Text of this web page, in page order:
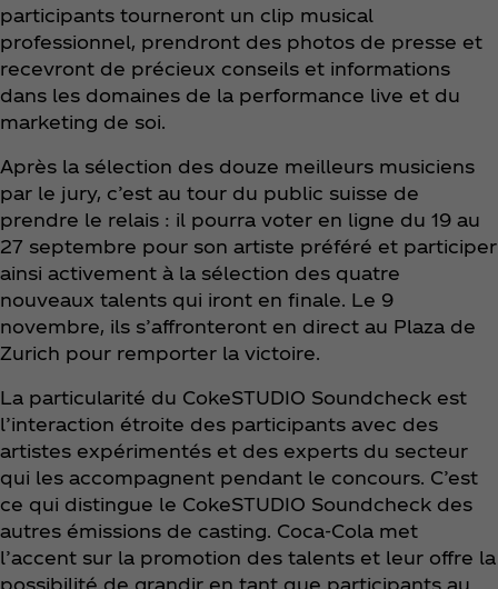
participants tourneront un clip musical
professionnel, prendront des photos de presse et
recevront de précieux conseils et informations
dans les domaines de la performance live et du
marketing de soi.
Après la sélection des douze meilleurs musiciens
par le jury, c’est au tour du public suisse de
prendre le relais : il pourra voter en ligne du 19 au
27 septembre pour son artiste préféré et participer
ainsi activement à la sélection des quatre
nouveaux talents qui iront en finale. Le 9
novembre, ils s’affronteront en direct au Plaza de
Zurich pour remporter la victoire.
La particularité du CokeSTUDIO Soundcheck est
l’interaction étroite des participants avec des
artistes expérimentés et des experts du secteur
qui les accompagnent pendant le concours. C’est
ce qui distingue le CokeSTUDIO Soundcheck des
autres émissions de casting. Coca‑Cola met
l’accent sur la promotion des talents et leur offre la
possibilité de grandir en tant que participants au